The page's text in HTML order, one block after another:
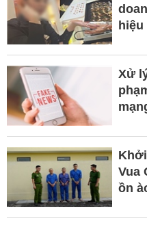
hiệu
Xử
Vua
ồn